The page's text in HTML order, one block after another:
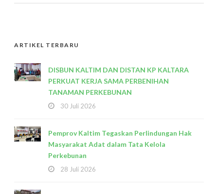
ARTIKEL TERBARU
DISBUN KALTIM DAN DISTAN KP KALTARA
PERKUAT KERJA SAMA PERBENIHAN
TANAMAN PERKEBUNAN
30 Juli 2026
Pemprov Kaltim Tegaskan Perlindungan Hak
Masyarakat Adat dalam Tata Kelola
Perkebunan
28 Juli 2026